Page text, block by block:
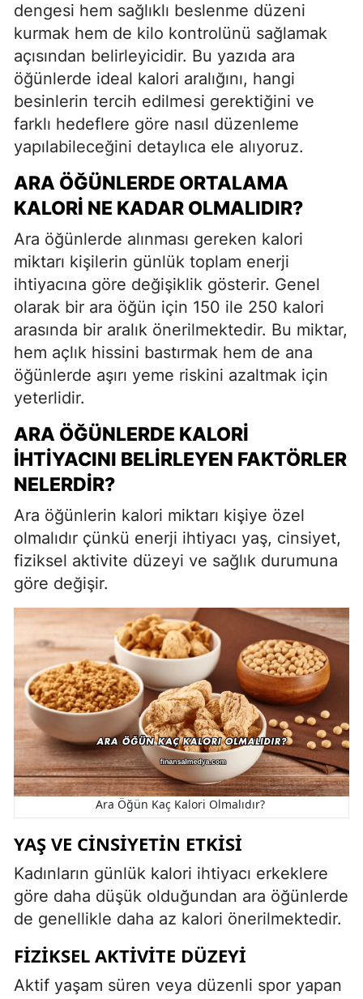
dengesi hem sağlıklı beslenme düzeni
kurmak hem de kilo kontrolünü sağlamak
açısından belirleyicidir. Bu yazıda ara
öğünlerde ideal kalori aralığını, hangi
besinlerin tercih edilmesi gerektiğini ve
farklı hedeflere göre nasıl düzenleme
yapılabileceğini detaylıca ele alıyoruz.
ARA ÖĞÜNLERDE ORTALAMA
KALORI NE KADAR OLMALIDIR?
Ara öğünlerde alınması gereken kalori
miktarı kişilerin günlük toplam enerji
ihtiyacına göre değişiklik gösterir. Genel
olarak bir ara öğün için 150 ile 250 kalori
arasında bir aralık önerilmektedir. Bu miktar,
hem açlık hissini bastırmak hem de ana
öğünlerde aşırı yeme riskini azaltmak için
yeterlidir.
ARA ÖĞÜNLERDE KALORI
İHTIYACINI BELIRLEYEN FAKTÖRLER
NELERDIR?
Ara öğünlerin kalori miktarı kişiye özel
olmalıdır çünkü enerji ihtiyacı yaş, cinsiyet,
fiziksel aktivite düzeyi ve sağlık durumuna
göre değişir.
Ara Öğün Kaç Kalori Olmalıdır?
YAŞ VE CINSIYETIN ETKISI
Kadınların günlük kalori ihtiyacı erkeklere
göre daha düşük olduğundan ara öğünlerde
de genellikle daha az kalori önerilmektedir.
FIZIKSEL AKTIVITE DÜZEYI
Aktif yaşam süren veya düzenli spor yapan